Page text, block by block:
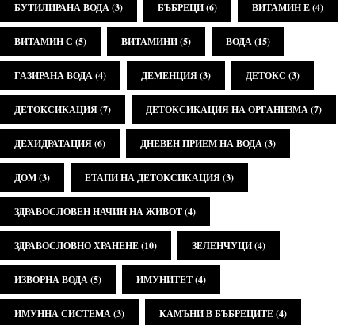
БУТИЛИРАНА ВОДА(3) БЪБРЕЦИ(6) ВИТАМИН Е(4)
ВИТАМИН С (5) ВИТАМИНИ(5) ВОДА(15)
ГАЗИРАНА ВОДА(4) ДЕМЕНЦИЯ(3) ДЕТОКС (3)
ДЕТОКСИКАЦИЯ(7) ДЕТОКСИКАЦИЯ НА ОРГАНИЗМА(7)
ДЕХИДРАТАЦИЯ(6) ДНЕВЕН ПРИЕМ НА ВОДА(3)
ДОМ(3) ЕТАПИ НА ДЕТОКСИКАЦИЯ(3)
ЗДРАВОСЛОВЕН НАЧИН НА ЖИВОТ(4)
ЗДРАВОСЛОВНО ХРАНЕНЕ(10) ЗЕЛЕНЧУЦИ(4)
ИЗВОРНА ВОДА(5) ИМУНИТЕТ(4)
ИМУННА СИСТЕМА(3) КАМЪНИ В БЪБРЕЦИТЕ(4)